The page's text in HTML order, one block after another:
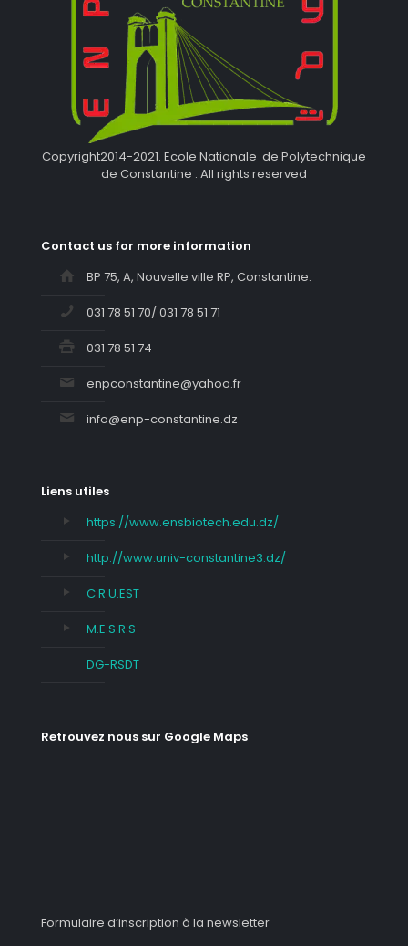
Copyright2014-2021. Ecole Nationale de Polytechnique
de Constantine . All rights reserved
Contact us for more information
BP 75, A, Nouvelle ville RP, Constantine.
031 78 51 70/ 031 78 51 71
031 78 51 74
enpconstantine@yahoo.fr
info@enp-constantine.dz
Liens utiles
https://www.ensbiotech.edu.dz/
http://www.univ-constantine3.dz/
C.R.U.EST
M.E.S.R.S
DG-RSDT
Retrouvez nous sur Google Maps
Formulaire d’inscription à la newsletter